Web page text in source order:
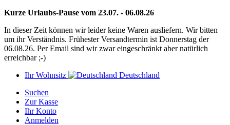
Kurze Urlaubs-Pause vom 23.07. - 06.08.26
In dieser Zeit können wir leider keine Waren ausliefern. Wir bitten
um ihr Verständnis. Frühester Versandtermin ist Donnerstag der
06.08.26. Per Email sind wir zwar eingeschränkt aber natürlich
erreichbar ;-)
Ihr Wohnsitz
Deutschland
Suchen
Zur Kasse
Ihr Konto
Anmelden